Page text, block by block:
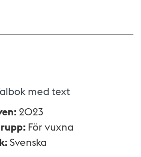
med text
: 2023
: För vuxna
:Svenska